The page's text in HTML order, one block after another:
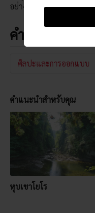
อย่างเป็นทางการ
คำสำคัญ
ศิลปะและการออกแบบ
คำแนะนำสำหรับคุณ
หุบเขาโยโร